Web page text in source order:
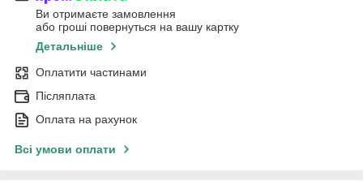
Ви отримаєте замовлення
або гроші повернуться на вашу картку
Детальніше
Оплатити частинами
Післяплата
Оплата на рахунок
Всі умови оплати